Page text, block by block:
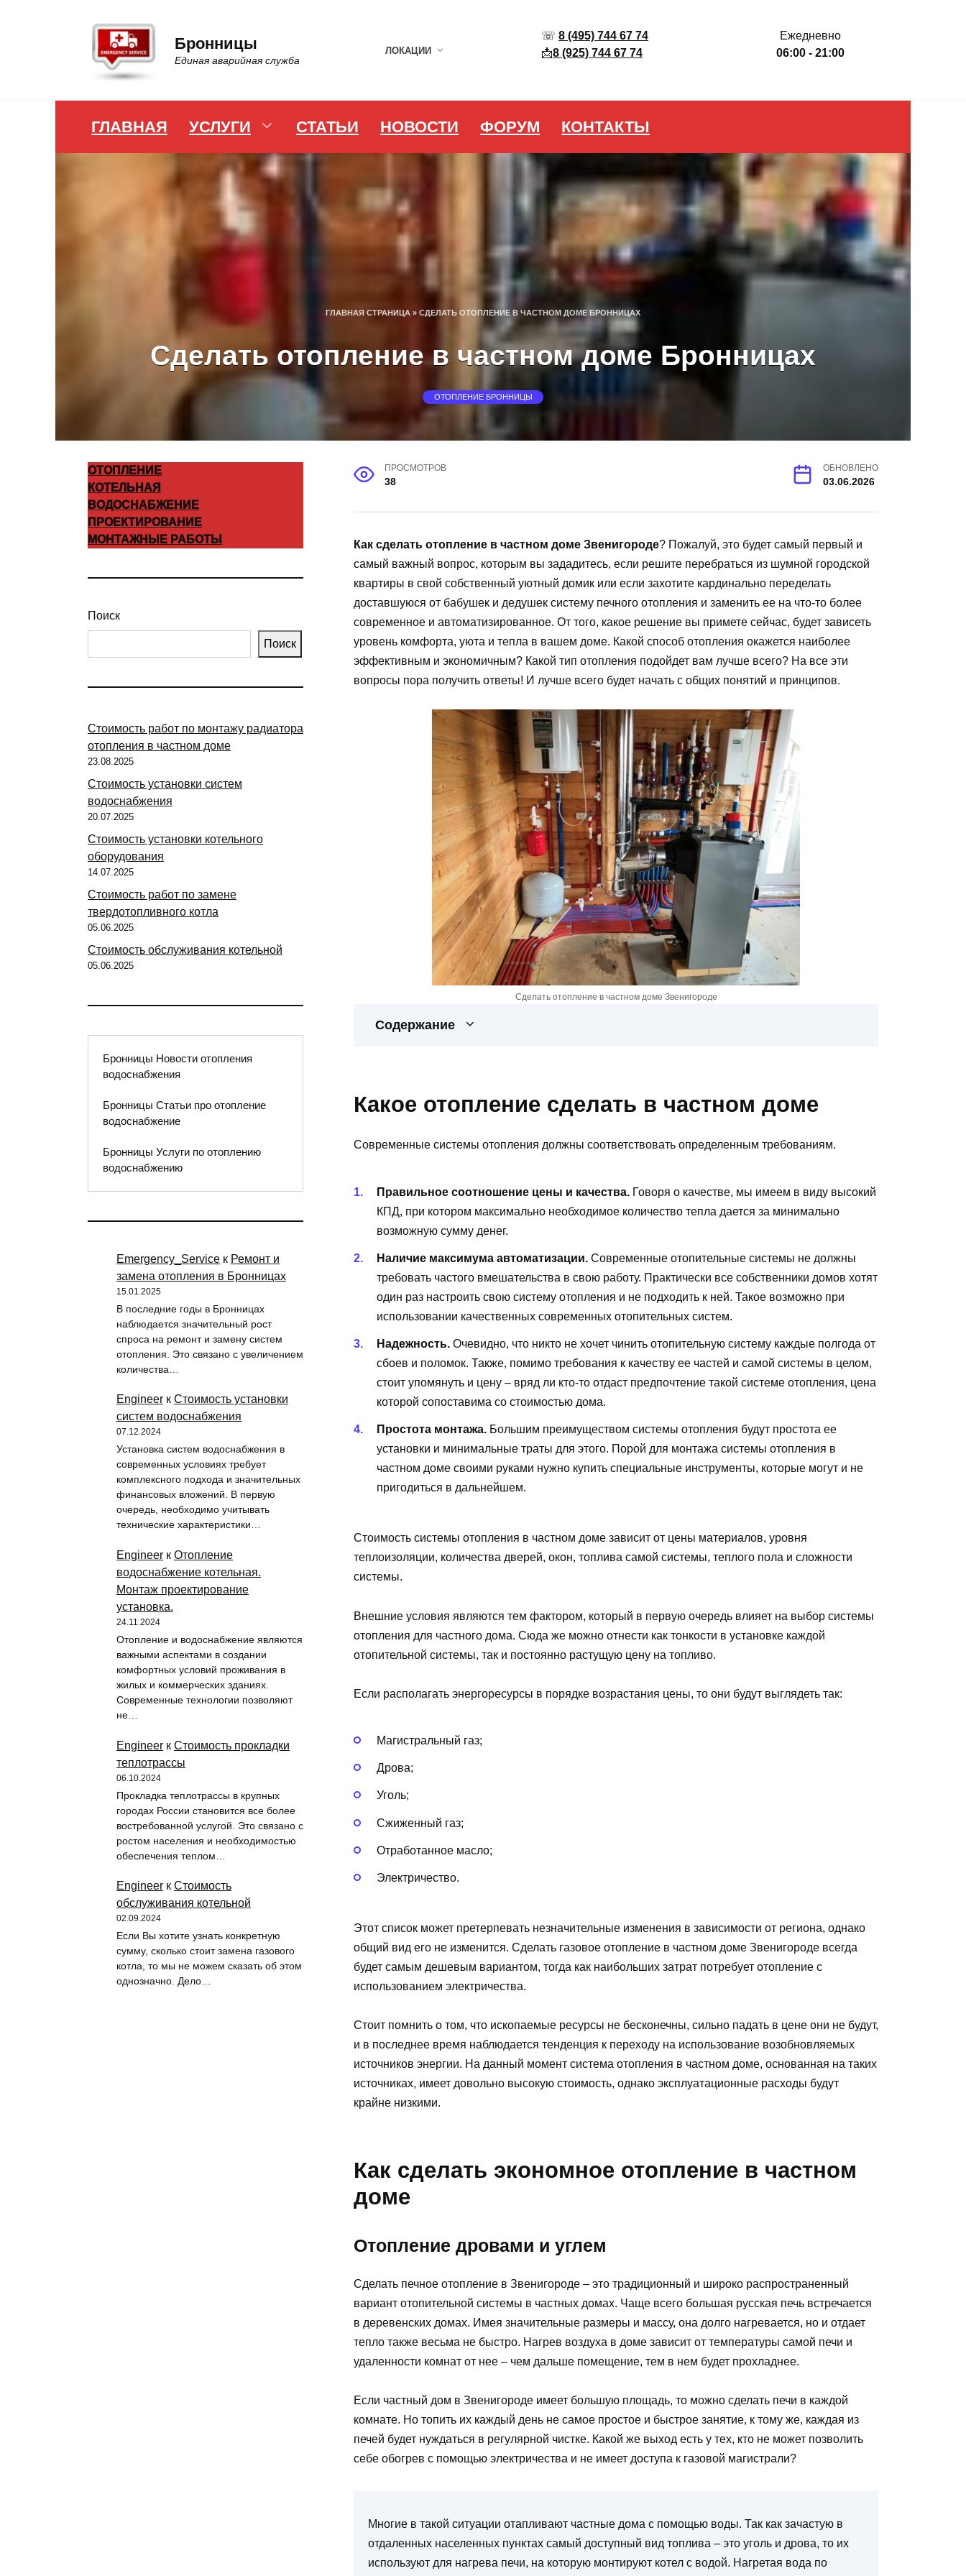
Бронницы
Единая аварийная служба
ЛОКАЦИИ
☏8 (495) 744 67 74
📩8 (925) 744 67 74
Ежедневно
06:00 - 21:00
ГЛАВНАЯ УСЛУГИ СТАТЬИ НОВОСТИ ФОРУМ КОНТАКТЫ
ГЛАВНАЯ СТРАНИЦА » СДЕЛАТЬ ОТОПЛЕНИЕ В ЧАСТНОМ ДОМЕ БРОННИЦАХ
Сделать отопление в частном доме Бронницах
ОТОПЛЕНИЕ БРОННИЦЫ
ПРОСМОТРОВ
38
ОБНОВЛЕНО
03.06.2026
Как сделать отопление в частном доме Звенигороде? Пожалуй, это будет самый первый и
самый важный вопрос, которым вы зададитесь, если решите перебраться из шумной городской
квартиры в свой собственный уютный домик или если захотите кардинально переделать
доставшуюся от бабушек и дедушек систему печного отопления и заменить ее на что-то более
современное и автоматизированное. От того, какое решение вы примете сейчас, будет зависеть
уровень комфорта, уюта и тепла в вашем доме. Какой способ отопления окажется наиболее
эффективным и экономичным? Какой тип отопления подойдет вам лучше всего? На все эти
вопросы пора получить ответы! И лучше всего будет начать с общих понятий и принципов.
Сделать отопление в частном доме Звенигороде
Содержание
Какое отопление сделать в частном доме
Современные системы отопления должны соответствовать определенным требованиям.
Правильное соотношение цены и качества. Говоря о качестве, мы имеем в виду высокий
КПД, при котором максимально необходимое количество тепла дается за минимально
возможную сумму денег.
Наличие максимума автоматизации. Современные отопительные системы не должны
требовать частого вмешательства в свою работу. Практически все собственники домов хотят
один раз настроить свою систему отопления и не подходить к ней. Такое возможно при
использовании качественных современных отопительных систем.
Надежность. Очевидно, что никто не хочет чинить отопительную систему каждые полгода от
сбоев и поломок. Также, помимо требования к качеству ее частей и самой системы в целом,
стоит упомянуть и цену – вряд ли кто-то отдаст предпочтение такой системе отопления, цена
которой сопоставима со стоимостью дома.
Простота монтажа. Большим преимуществом системы отопления будут простота ее
установки и минимальные траты для этого. Порой для монтажа системы отопления в
частном доме своими руками нужно купить специальные инструменты, которые могут и не
пригодиться в дальнейшем.
Стоимость системы отопления в частном доме зависит от цены материалов, уровня
теплоизоляции, количества дверей, окон, топлива самой системы, теплого пола и сложности
системы.
Внешние условия являются тем фактором, который в первую очередь влияет на выбор системы
отопления для частного дома. Сюда же можно отнести как тонкости в установке каждой
отопительной системы, так и постоянно растущую цену на топливо.
Если располагать энергоресурсы в порядке возрастания цены, то они будут выглядеть так:
Магистральный газ;
Дрова;
Уголь;
Сжиженный газ;
Отработанное масло;
Электричество.
Этот список может претерпевать незначительные изменения в зависимости от региона, однако
общий вид его не изменится. Сделать газовое отопление в частном доме Звенигороде всегда
будет самым дешевым вариантом, тогда как наибольших затрат потребует отопление с
использованием электричества.
Стоит помнить о том, что ископаемые ресурсы не бесконечны, сильно падать в цене они не будут,
и в последнее время наблюдается тенденция к переходу на использование возобновляемых
источников энергии. На данный момент система отопления в частном доме, основанная на таких
источниках, имеет довольно высокую стоимость, однако эксплуатационные расходы будут
крайне низкими.
Как сделать экономное отопление в частном
доме
Отопление дровами и углем
Сделать печное отопление в Звенигороде – это традиционный и широко распространенный
вариант отопительной системы в частных домах. Чаще всего большая русская печь встречается
в деревенских домах. Имея значительные размеры и массу, она долго нагревается, но и отдает
тепло также весьма не быстро. Нагрев воздуха в доме зависит от температуры самой печи и
удаленности комнат от нее – чем дальше помещение, тем в нем будет прохладнее.
Если частный дом в Звенигороде имеет большую площадь, то можно сделать печи в каждой
комнате. Но топить их каждый день не самое простое и быстрое занятие, к тому же, каждая из
печей будет нуждаться в регулярной чистке. Какой же выход есть у тех, кто не может позволить
себе обогрев с помощью электричества и не имеет доступа к газовой магистрали?
Многие в такой ситуации отапливают частные дома с помощью воды. Так как зачастую в
отдаленных населенных пунктах самый доступный вид топлива – это уголь и дрова, то их
используют для нагрева печи, на которую монтируют котел с водой. Нагретая вода по
ОТОПЛЕНИЕ
КОТЕЛЬНАЯ
ВОДОСНАБЖЕНИЕ
ПРОЕКТИРОВАНИЕ
МОНТАЖНЫЕ РАБОТЫ
Поиск
Поиск
Стоимость работ по монтажу радиатора
отопления в частном доме
23.08.2025
Стоимость установки систем
водоснабжения
20.07.2025
Стоимость установки котельного
оборудования
14.07.2025
Стоимость работ по замене
твердотопливного котла
05.06.2025
Стоимость обслуживания котельной
05.06.2025
Бронницы Новости отопления
водоснабжения
Бронницы Статьи про отопление
водоснабжение
Бронницы Услуги по отоплению
водоснабжению
Emergency_Service к Ремонт и
замена отопления в Бронницах
15.01.2025
В последние годы в Бронницах
наблюдается значительный рост
спроса на ремонт и замену систем
отопления. Это связано с увеличением
количества…
Engineer к Стоимость установки
систем водоснабжения
07.12.2024
Установка систем водоснабжения в
современных условиях требует
комплексного подхода и значительных
финансовых вложений. В первую
очередь, необходимо учитывать
технические характеристики…
Engineer к Отопление
водоснабжение котельная.
Монтаж проектирование
установка.
24.11.2024
Отопление и водоснабжение являются
важными аспектами в создании
комфортных условий проживания в
жилых и коммерческих зданиях.
Современные технологии позволяют
не…
Engineer к Стоимость прокладки
теплотрассы
06.10.2024
Прокладка теплотрассы в крупных
городах России становится все более
востребованной услугой. Это связано с
ростом населения и необходимостью
обеспечения теплом…
Engineer к Стоимость
обслуживания котельной
02.09.2024
Если Вы хотите узнать конкретную
сумму, сколько стоит замена газового
котла, то мы не можем сказать об этом
однозначно. Дело…